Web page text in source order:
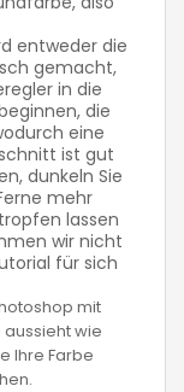
entweder die
gemacht,
in die
die
eine
ist gut
dunkeln Sie
mehr
lassen
wir nicht
für sich
mit
wie
Ihre Farbe